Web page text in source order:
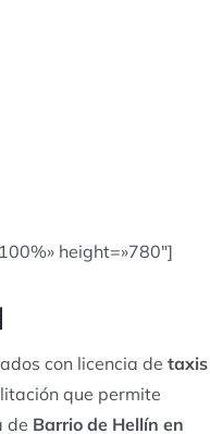
height=»780″]
con licencia de taxis
que permite
de Barrio de Hellín en